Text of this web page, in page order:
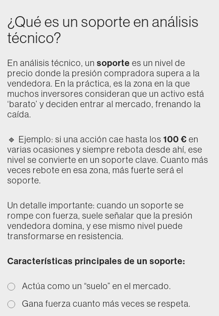
¿Qué es un soporte en análisis
técnico?
En análisis técnico, un soporte es un nivel de
precio donde la presión compradora supera a la
vendedora. En la práctica, es la zona en la que
muchos inversores consideran que un activo está
‘barato’ y deciden entrar al mercado, frenando la
caída.
🔹 Ejemplo: si una acción cae hasta los 100 € en
varias ocasiones y siempre rebota desde ahí, ese
nivel se convierte en un soporte clave. Cuanto más
veces rebote en esa zona, más fuerte será el
soporte.
Un detalle importante: cuando un soporte se
rompe con fuerza, suele señalar que la presión
vendedora domina, y ese mismo nivel puede
transformarse en resistencia.
Características principales de un soporte:
Actúa como un “suelo” en el mercado.
Gana fuerza cuanto más veces se respeta.